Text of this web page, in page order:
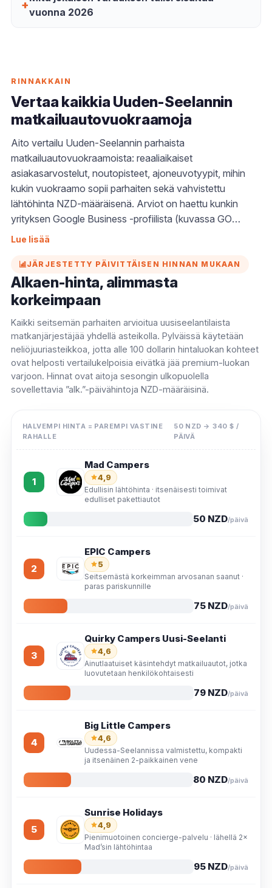
vuonna 2026
RINNAKKAIN
Vertaa kaikkia Uuden-Seelannin
matkailuautovuokraamoja
Aito vertailu Uuden-Seelannin parhaista
matkailuautovuokraamoista: reaaliaikaiset
asiakasarvostelut, noutopisteet, ajoneuvotyypit, mihin
kukin vuokraamo sopii parhaiten sekä vahvistettu
lähtöhinta NZD-määräisenä. Arviot on haettu kunkin
yrityksen Google Business -profiilista (kuvassa GO
Rentals New Zealand Googlen näkymässä, jossa sillä on
vertailemaan matkailuautovuokraamoja suoraan
keskenään sen sijaan, että luottaisit yksittäisen brändin
omaan markkinointiin. Alla olevassa ensimmäisessä
ryhmässä esitetään parhaiten arvioidut pienet ja
riippumattomat erikoistuneet yritykset, joita seuraavat
suuret valtakunnalliset autokannat ja edulliset brändit,
jotta voit vertailla sekä palvelun laatua että
noutopisteiden kattavuutta ja lukea tähtiluokituksen
arvostelujen lukumäärän ohella: 5,0-luokitus muutamasta
Jokainen alkaen-hinta on todellinen sesongin
sesongin aikana samaan matkailuautoon lisätään 50-100
%:n lisähinta.
Lue lisää
JÄRJESTETTY PÄIVITTÄISEN HINNAN MUKAAN
Alkaen-hinta, alimmasta
korkeimpaan
Kaikki seitsemän parhaiten arvioitua uusiseelantilaista
matkanjärjestäjää yhdellä asteikolla. Pylväissä käytetään
neliöjuuriasteikkoa, jotta alle 100 dollarin hintaluokan kohteet
ovat helposti vertailukelpoisia eivätkä jää premium-luokan
varjoon. Hinnat ovat aitoja sesongin ulkopuolella
sovellettavia ”alk.”-päivähintoja NZD-määräisinä.
HALVEMPI HINTA = PAREMPI VASTINE
RAHALLE
50 NZD → 340 $ /
PÄIVÄ
1
Mad Campers
4,9
Edullisin lähtöhinta · itsenäisesti toimivat
edulliset pakettiautot
50 NZD/päivä
2
EPIC Campers
5
Seitsemästä korkeimman arvosanan saanut ·
paras pariskunnille
75 NZD/päivä
3
Quirky Campers Uusi-Seelanti
4,6
Ainutlaatuiset käsintehdyt matkailuautot, jotka
luovutetaan henkilökohtaisesti
79 NZD/päivä
4
Big Little Campers
4,6
Uudessa-Seelannissa valmistettu, kompakti
ja itsenäinen 2-paikkainen vene
80 NZD/päivä
5
Sunrise Holidays
4,9
Pienimuotoinen concierge-palvelu · lähellä 2×
Mad’sin lähtöhintaa
95 NZD/päivä